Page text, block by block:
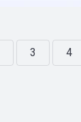
3 4